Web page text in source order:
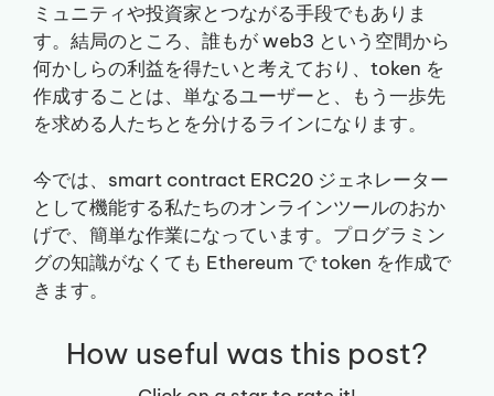
ミュニティや投資家とつながる手段でもありま
す。結局のところ、誰もが web3 という空間から
何かしらの利益を得たいと考えており、token を
作成することは、単なるユーザーと、もう一歩先
を求める人たちとを分けるラインになります。
今では、smart contract ERC20 ジェネレーター
として機能する私たちのオンラインツールのおか
げで、簡単な作業になっています。プログラミン
グの知識がなくても Ethereum で token を作成で
きます。
How useful was this post?